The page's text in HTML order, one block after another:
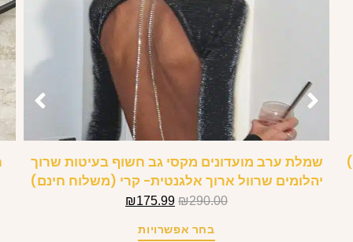
שמלת ערב מועדונים מקסי גב חשוף בעיטות שרוך
יהלומים שרוול ארוך אלגנטית- קרי (משלוח חינם)
₪290.00
₪175.99
בחר אפשרויות